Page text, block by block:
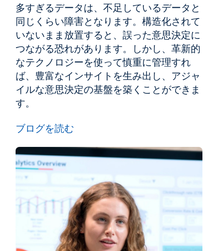
多すぎるデータは、不足しているデータと
同じくらい障害となります。構造化されて
いないまま放置すると、誤った意思決定に
つながる恐れがあります。しかし、革新的
なテクノロジーを使って慎重に管理すれ
ば、豊富なインサイトを生み出し、アジャ
イルな意思決定の基盤を築くことができま
す。
ブログを読む